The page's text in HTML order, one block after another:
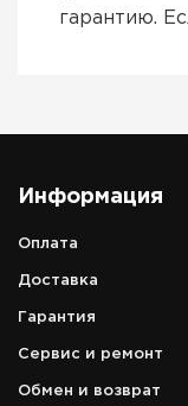
гарантию.
Информация
Оплата
Доставка
Гарантия
Сервис и ремонт
Обмен и возврат
5